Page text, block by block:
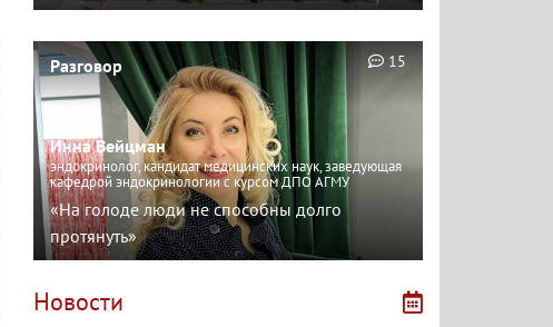
Разговор
Инна Вейцман
эндокринолог, кандидат медицинских наук, заведующая
кафедрой эндокринологии с курсом ДПО АГМУ
«На голоде люди не способны долго
протянуть»
15
Новости